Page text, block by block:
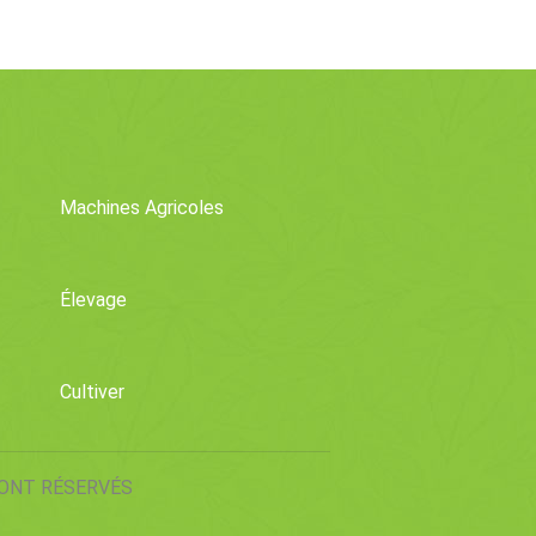
Machines Agricoles
Élevage
Cultiver
RÉSERVÉS